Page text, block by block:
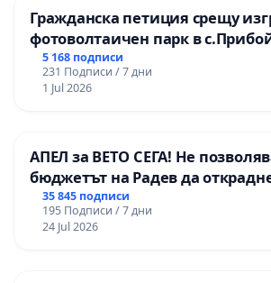
Гражданска петиция срещу
фотоволтаичен парк в
Радомир
5 168 подписи
231 Подписи / 7 дни
1 Jul 2026
АПЕЛ за ВЕТО СЕГА! Не
бюджетът на Радев да
правата ни в тъмното
35 845 подписи
195 Подписи / 7 дни
24 Jul 2026